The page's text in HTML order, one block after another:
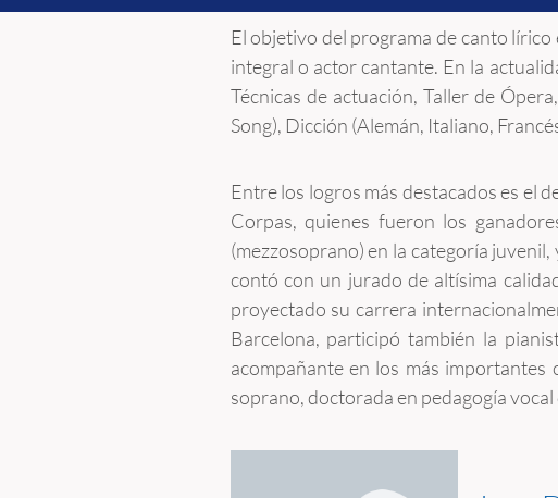
El objetivo del programa de canto
integral o actor cantante. En la
Técnicas de actuación, Taller de
Song), Dicción (Alemán, Italiano,
Entre los logros más destacados es el
Corpas, quienes fueron los
(mezzosoprano) en la categoría
contó con un jurado de altísima
proyectado su carrera
Barcelona, participó también la
acompañante en los más
soprano, doctorada en pedagogía